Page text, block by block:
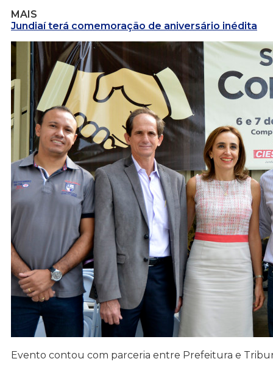
MAIS
Jundiaí terá comemoração de aniversário inédita
Evento contou com parceria entre Prefeitura e